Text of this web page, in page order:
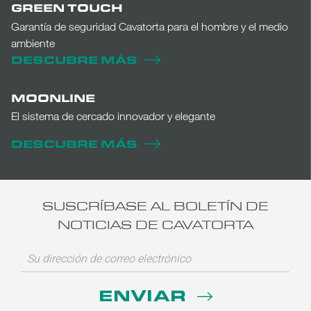
GREEN TOUCH
Garantía de seguridad Cavatorta para el hombre y el medio
ambiente
DESCUBRE MÁS
MOONLINE
El sistema de cercado innovador y elegante
DESCUBRE MÁS
SUSCRÍBASE AL BOLETÍN DE
NOTICIAS DE CAVATORTA
ENVIAR